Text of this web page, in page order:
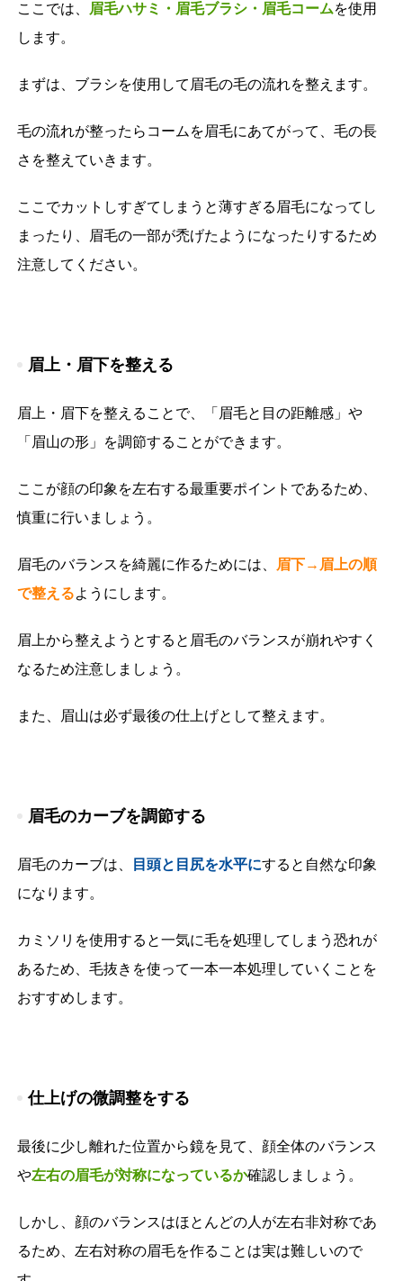
ここでは、 眉毛ハサミ・眉毛ブラシ・眉毛コームを使用
します。
まずは、ブラシを使用して眉毛の毛の流れを整えます。
毛の流れが整ったらコームを眉毛にあてがって、毛の長
さを整えていきます。
ここでカットしすぎてしまうと薄すぎる眉毛になってし
まったり、眉毛の一部が禿げたようになったりするため
注意してください。
眉上・眉下を整える
眉上・眉下を整えることで、「眉毛と目の距離感」や
「眉山の形」を調節することができます。
ここが顔の印象を左右する最重要ポイントであるため、
慎重に行いましょう。
眉毛のバランスを綺麗に作るためには、
眉下→眉上の順
で整えるようにします。
眉上から整えようとすると眉毛のバランスが崩れやすく
なるため注意しましょう。
また、眉山は必ず最後の仕上げとして整えます。
眉毛のカーブを調節する
眉毛のカーブは、 目頭と目尻を水平にすると自然な印象
になります。
カミソリを使用すると一気に毛を処理してしまう恐れが
あるため、毛抜きを使って一本一本処理していくことを
おすすめします。
仕上げの微調整をする
最後に少し離れた位置から鏡を見て、顔全体のバランス
や左右の眉毛が対称になっているか確認しましょう。
しかし、顔のバランスはほとんどの人が左右非対称であ
るため、左右対称の眉毛を作ることは実は難しいので